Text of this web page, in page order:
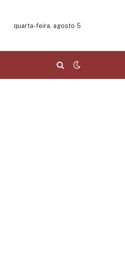
quarta-feira, agosto 5